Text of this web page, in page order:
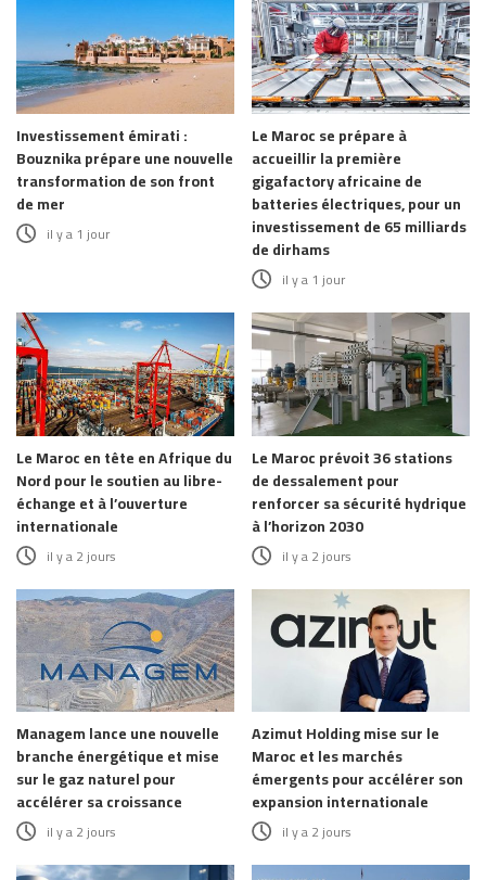
Investissement émirati :
Bouznika prépare une nouvelle
transformation de son front
de mer
il y a 1 jour
Le Maroc se prépare à
accueillir la première
gigafactory africaine de
batteries électriques, pour un
investissement de 65 milliards
de dirhams
il y a 1 jour
Le Maroc en tête en Afrique du
Nord pour le soutien au libre-
échange et à l’ouverture
internationale
il y a 2 jours
Le Maroc prévoit 36 stations
de dessalement pour
renforcer sa sécurité hydrique
à l’horizon 2030
il y a 2 jours
Managem lance une nouvelle
branche énergétique et mise
sur le gaz naturel pour
accélérer sa croissance
il y a 2 jours
Azimut Holding mise sur le
Maroc et les marchés
émergents pour accélérer son
expansion internationale
il y a 2 jours